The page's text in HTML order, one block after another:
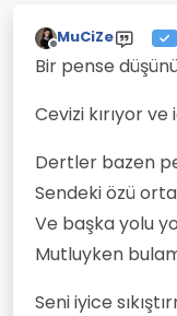
Çevrimdışı
MuCiZe
Bir pense
Cevizi kırıyor
Dertler bazen
Sendeki özü
Ve başka yolu
Mutluyken
Seni iyice